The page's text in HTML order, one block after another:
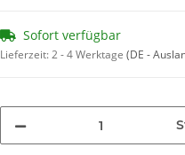
Sofort verfügbar
Lieferzeit:2 - 4 Werktage (DE -